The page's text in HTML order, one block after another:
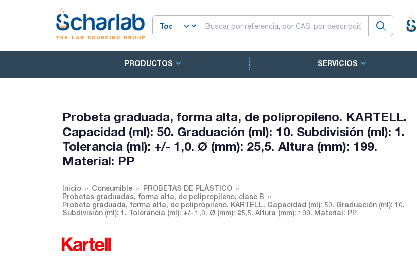
PRODUCTOS SERVICIOS
Probeta graduada, forma alta, de polipropileno. KARTELL.
Capacidad (ml): 50. Graduación (ml): 10. Subdivisión (ml): 1.
Tolerancia (ml): +/- 1,0. Ø (mm): 25,5. Altura (mm): 199.
Material: PP
Inicio Consumible
PROBETAS DE PLÁSTICO
Probetas graduadas, forma alta, de polipropileno, clase B
Probeta graduada, forma alta, de polipropileno. KARTELL. Capacidad (ml): 50. Graduación (ml): 10.
Subdivisión (ml): 1. Tolerancia (ml): +/- 1,0. Ø (mm): 25,5. Altura (mm): 199. Material: PP